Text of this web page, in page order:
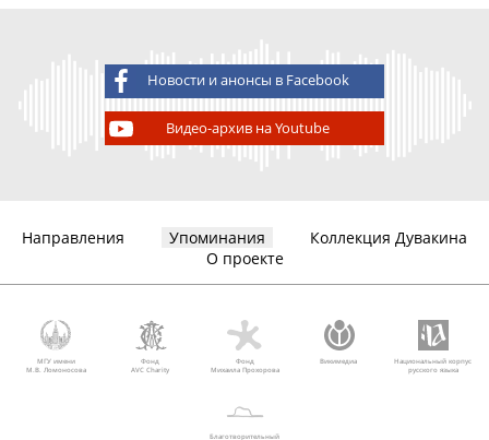
Новости и анонсы в Facebook
Видео-архив на Youtube
Направления Упоминания
Коллекция Дувакина
О проекте
МГУ имени
М.В. Ломоносова
Фонд
AVC Charity
Фонд
Михаила Прохорова
Викимедиа
Национальный корпус
русского языка
Благотворительный